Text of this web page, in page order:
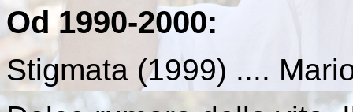
Od 1990-2000:
Stigmata (1999) ....